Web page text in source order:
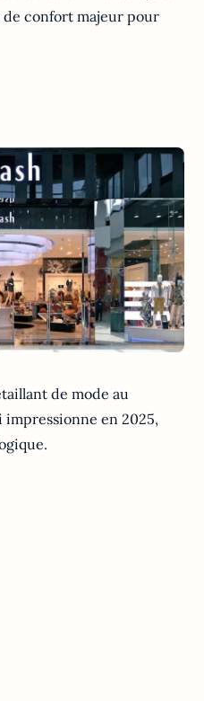
confort majeur pour
de mode au
en 2025,